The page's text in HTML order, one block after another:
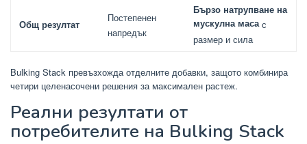
Общ резултат
Постепенен
напредък
Бързо натрупване на
мускулна масас
размер и сила
Bulking Stack превъзхожда отделните добавки, защото комбинира
четири целенасочени решения за максимален растеж.
Реални резултати от
потребителите на Bulking Stack